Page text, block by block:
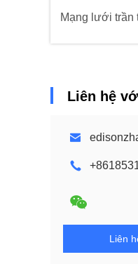
Mạng lưới trần
Liên hệ
Liên